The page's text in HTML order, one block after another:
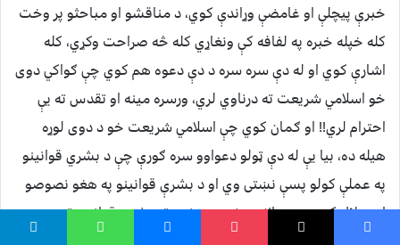
خبرې پيچلې او غامضې وړاندې کوي، د مناقشو او مباحثو پر وخت
کله خپله خبره په لفافه کې ونغاړي کله څه صراحت وکړي، کله
اشارې کوي او له دې سره سره د دې دعوه هم کوي چې ګواکي دوی
خو اسلامي شريعت ته درناوي لري، ورسره مينه او تقدس ته يې
احترام لري!! او ګمان کوي چې اسلامي شريعت خو د دوی لوړه
هيله ده، بیا يې له دې ټولو دعواوو سره ګورې چې د بشري قوانينو
په عملې کولو پسې نښتی وي او د بشرې قوانينو په هغو نصوصو
استدلال کوي چې د الله د شريعت نه پرته بشري قوانينو ته د